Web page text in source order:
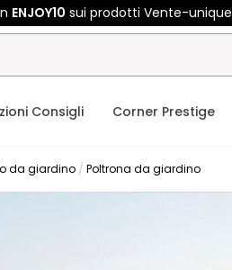
ENJOY10 sui prodotti Vente-unique
Consigli Corner Prestige
da giardino Poltrona da giardino